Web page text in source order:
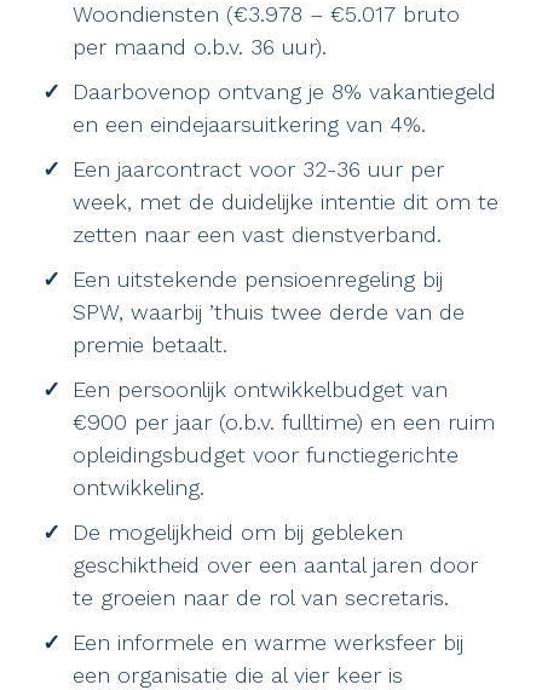
Woondiensten (€3.978 – €5.017 bruto
per maand o.b.v. 36 uur).
Daarbovenop ontvang je 8% vakantiegeld
en een eindejaarsuitkering van 4%.
Een jaarcontract voor 32-36 uur per
week, met de duidelijke intentie dit om te
zetten naar een vast dienstverband.
Een uitstekende pensioenregeling bij
SPW, waarbij ’thuis twee derde van de
premie betaalt.
Een persoonlijk ontwikkelbudget van
€900 per jaar (o.b.v. fulltime) en een ruim
opleidingsbudget voor functiegerichte
ontwikkeling.
De mogelijkheid om bij gebleken
geschiktheid over een aantal jaren door
te groeien naar de rol van secretaris.
Een informele en warme werksfeer bij
een organisatie die al vier keer is